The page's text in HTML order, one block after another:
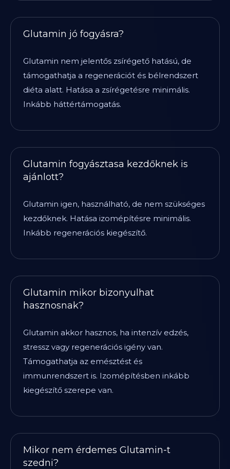
Glutamin jó fogyásra?
Glutamin nem jelentős zsírégető hatású, de
támogathatja a regenerációt és bélrendszert
diéta alatt. Hatása a zsírégetésre minimális.
Inkább háttértámogatás.
Glutamin fogyásztasa kezdőknek is
ajánlott?
Glutamin igen, használható, de nem szükséges
kezdőknek. Hatása izomépítésre minimális.
Inkább regenerációs kiegészítő.
Glutamin mikor bizonyulhat
hasznosnak?
Glutamin akkor hasznos, ha intenzív edzés,
stressz vagy regenerációs igény van.
Támogathatja az emésztést és
immunrendszert is. Izomépítésben inkább
kiegészítő szerepe van.
Mikor nem érdemes Glutamin-t
szedni?